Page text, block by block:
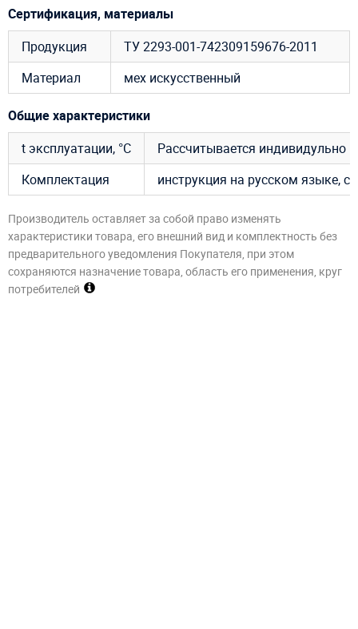
Сертификация, материалы
Продукция
ТУ 2293-001-742309159676-2011
Материал
мех искусственный
Общие характеристики
t эксплуатации, °C
Рассчитывается индивидульно
Комплектация
инструкция на русском языке,
Производитель оставляет за собой право изменять
характеристики товара, его внешний вид и комплектность без
предварительного уведомления Покупателя, при этом
сохраняются назначение товара, область его применения, круг
потребителей